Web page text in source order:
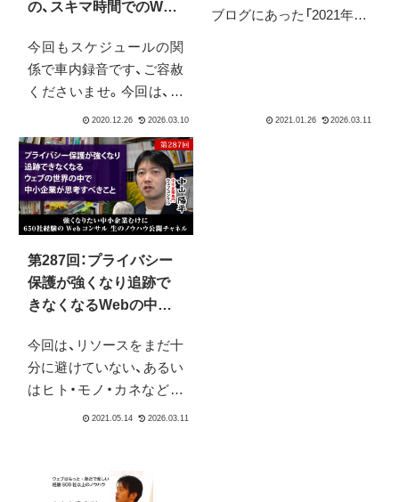
の、スキマ時間でのWeb
今回もスケジュールの関
係で車内録音です、ご容赦
くださいませ。今回は、新
年からスタートダッシュ
したい、だけれども年末年
始パソコンに向かったり
仕事をするのはちょっと
むずかしい…という方へ
の、オススメの方法のご紹
ングの観点で問題点を見
つける、とてもおすすめの
方法なので、ぜひ普段から
お使いくださいませ。
ブログにあった「2021年の
これや喋っています。普
第287回：プライバシー
保護が強くなり追跡で
きなくなるWebの中で
こと
今回は、リソースをまだ十
分に避けていない、あるい
はヒト・モノ・カネなどの
問題でなかなか手を付け
シー強化の流れの中で今